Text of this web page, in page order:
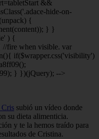
=tabletStart &&
hide-on-
{
} }
) {
//fire when visible. var
if($wrapper.css('visibility')
} })(jQuery); -->
subió un vídeo donde
su dieta alimenticia.
y te la hemos traído para
de Cristina.